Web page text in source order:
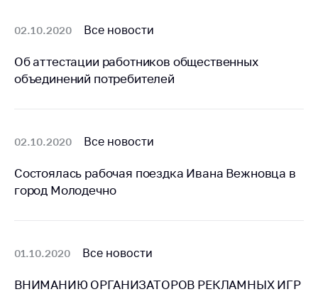
Деятельность
регулирование и
конкуренция
Торговля и услуги
Регулирование и
потребителей
Регулирование
02.10.2020 Все новости
Об аттестации работников общественных
объединений потребителей
02.10.2020 Все новости
Состоялась рабочая поездка Ивана Вежновца в
город Молодечно
01.10.2020 Все новости
ВНИМАНИЮ ОРГАНИЗАТОРОВ РЕКЛАМНЫХ ИГР